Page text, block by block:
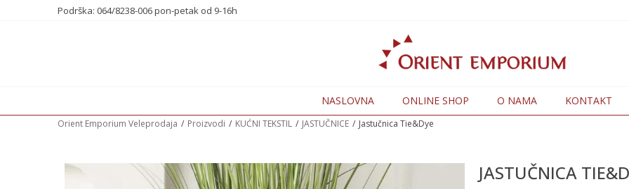
Podrška: 064/8238-006 pon-petak od 9-16h
NASLOVNA ONLINE SHOP O NAMA KONTAKT
Orient Emporium Veleprodaja Proizvodi KUĆNI TEKSTIL JASTUČNICE Jastučnica Tie&Dye
JASTUČNICA